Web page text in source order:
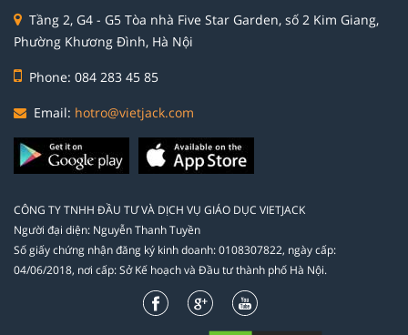
Tầng 2, G4 - G5 Tòa nhà Five Star Garden, số 2 Kim Giang,
Phường Khương Đình, Hà Nội
Phone: 084 283 45 85
Email: hotro@vietjack.com
CÔNG TY TNHH ĐẦU TƯ VÀ DỊCH VỤ GIÁO DỤC VIETJACK
Người đại diện: Nguyễn Thanh Tuyền
Số giấy chứng nhận đăng ký kinh doanh: 0108307822, ngày cấp:
04/06/2018, nơi cấp: Sở Kế hoạch và Đầu tư thành phố Hà Nội.